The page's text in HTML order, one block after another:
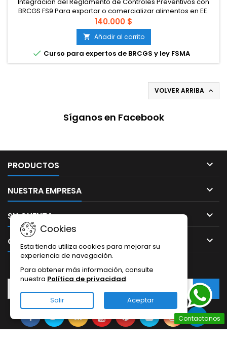
BRCGS FS9 Para exportar o comercializar alimentos en EE.
UU., estar certificado bajo la norma BRCGS FS9 es una base
robusta, pero no exime del cumplimiento de la ley federal
estadounidense (Reglamento de la FDA 21 CFR Parte 117). Este
curso capacita a los PCQIs para integrar ambas normativas
bajo...
140.000 $
 Añadir al carrito
 Curso para expertos de BRCGS y ley FSMA
VOLVER ARRIBA 
Síganos en Facebook
PRODUCTOS 
NUESTRA EMPRESA 
SU CUENTA 
CONTACTO 
Cookies
Esta tienda utiliza cookies para mejorar su
experiencia de navegación.
Para obtener más información, consulte
nuestra Política de privacidad.
Salir Aceptar
Contactanos
BOLETÍN